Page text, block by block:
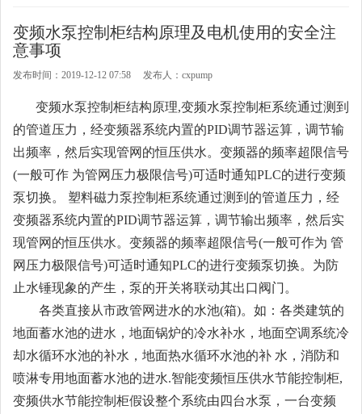
变频水泵控制柜结构原理及电机使用的安全注
意事项
发布时间：2019-12-12 07:58 发布人：cxpump
变频水泵控制柜结构原理,变频水泵控制柜系统通过测到
的管道压力，经变频器系统内置的PID调节器运算，调节输
出频率，然后实现管网的恒压供水。变频器的频率超限信号
(一般可作 为管网压力极限信号)可适时通知PLC的进行变频
泵切换。 塑料磁力泵控制柜系统通过测到的管道压力，经
变频器系统内置的PID调节器运算，调节输出频率，然后实
现管网的恒压供水。变频器的频率超限信号(一般可作为 管
网压力极限信号)可适时通知PLC的进行变频泵切换。为防
止水锤现象的产生，泵的开关将联动其出口阀门。
各类直接从市政管网进水的水池(箱)。如：各类建筑的
地面蓄水池的进水，地面锅炉的冷水补水，地面空调系统冷
却水循环水池的补水，地面热水循环水池的补 水，消防和
喷淋专用地面蓄水池的进水.智能变频恒压供水节能控制柜,
变频供水节能控制柜假设整个系统由四台水泵，一台变频